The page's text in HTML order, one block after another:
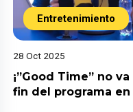
Entretenimiento
28 Oct 2025
¡”Good Time” no
fin del programa